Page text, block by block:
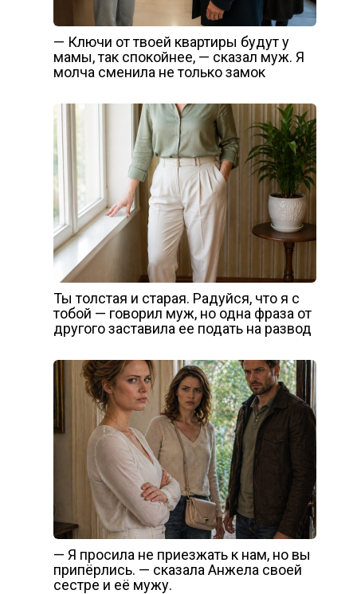
— Ключи от твоей квартиры будут у
мамы, так спокойнее, — сказал муж. Я
молча сменила не только замок
Ты толстая и старая. Радуйся, что я с
тобой — говорил муж, но одна фраза от
другого заставила ее подать на развод
— Я просила не приезжать к нам, но вы
припёрлись. — сказала Анжела своей
сестре и её мужу.